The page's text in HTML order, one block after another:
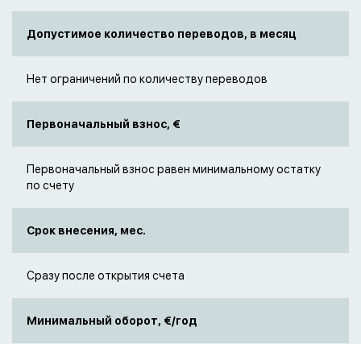
Допустимое количество переводов, в месяц
Нет ограничений по количеству переводов
Первоначальный взнос, €
Первоначальный взнос равен минимальному остатку
по счету
Срок внесения, мес.
Сразу после открытия счета
Минимальный оборот, €/год